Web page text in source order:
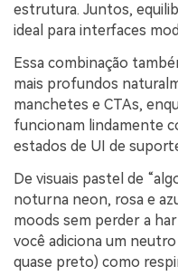
estrutura. Juntos,
ideal para interfaces
Essa combinação
mais profundos
manchetes e CTAs,
funcionam lindamente
estados de UI de
De visuais pastel de
noturna neon, rosa e
moods sem perder a
você adiciona um
quase preto) como